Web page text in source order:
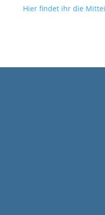
Hier findet ihr die